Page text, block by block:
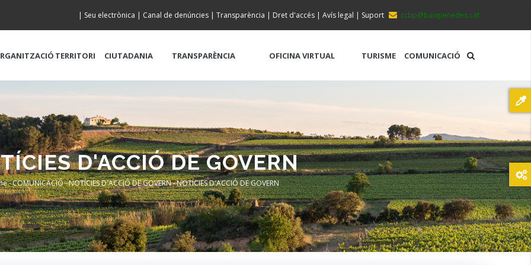
ccbp@baixpenedes.cat
| Seu electrònica | Canal de denúncies | Transparència | Dret d'accés | Avís legal | Suport
TERRITORI CIUTADANIA TRANSPARÈNCIA OFICINA VIRTUAL TURISME COMUNICACIÓ
D'ACCIÓ DE GOVERN
-COMUNICACIÓ-NOTÍCIES D'ACCIÓ DE GOVERN-NOTÍCIES D'ACCIÓ DE GOVERN